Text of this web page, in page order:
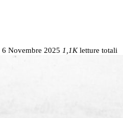
6 Novembre 2025 1,1Kletture totali